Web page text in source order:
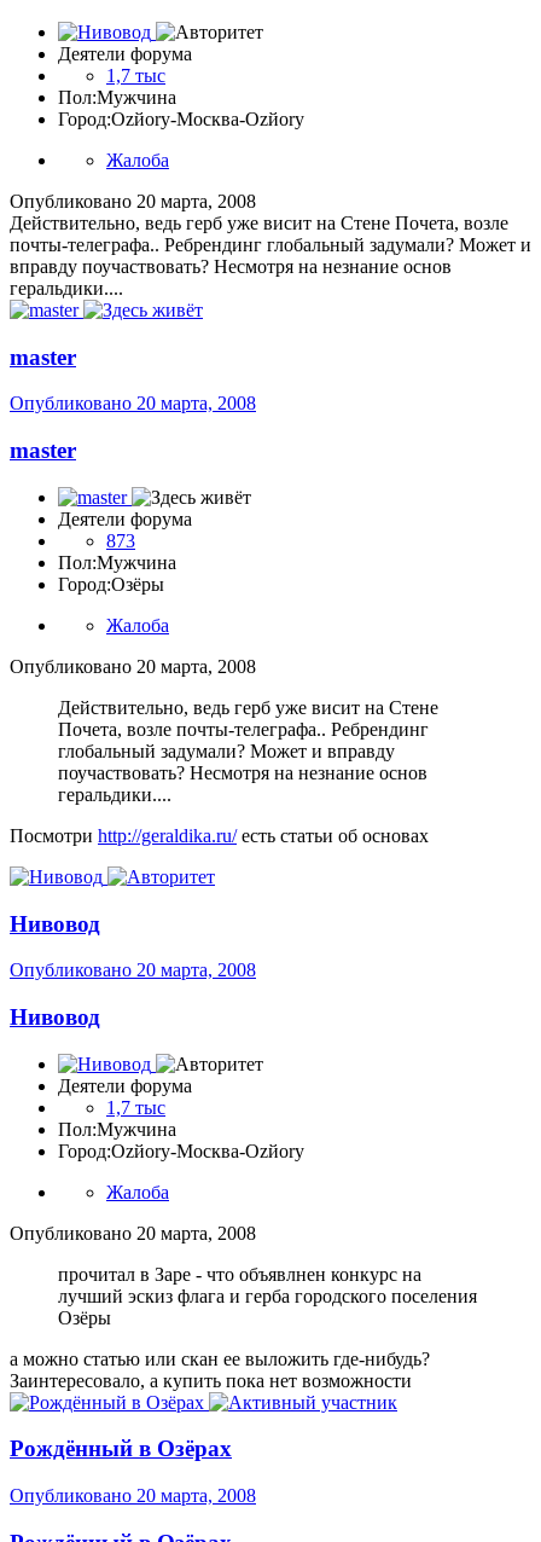
Деятели форума
1,7 тыс
Пол:Мужчина
Город:Ozйоry-Москва-Ozйоry
Жалоба
Опубликовано 20 марта, 2008
Действительно, ведь герб уже висит на Стене Почета, возле
почты-телеграфа.. Ребрендинг глобальный задумали? Может и
вправду поучаствовать? Несмотря на незнание основ
геральдики....
master
Опубликовано 20 марта, 2008
master
Деятели форума
873
Пол:Мужчина
Город:Озёры
Жалоба
Опубликовано 20 марта, 2008
Действительно, ведь герб уже висит на Стене
Почета, возле почты-телеграфа.. Ребрендинг
глобальный задумали? Может и вправду
поучаствовать? Несмотря на незнание основ
геральдики....
Посмотри http://geraldika.ru/есть статьи об основах
Нивовод
Опубликовано 20 марта, 2008
Нивовод
Деятели форума
1,7 тыс
Пол:Мужчина
Город:Ozйоry-Москва-Ozйоry
Жалоба
Опубликовано 20 марта, 2008
прочитал в Заре - что объявлнен конкурс на
лучший эскиз флага и герба городского поселения
Озёры
а можно статью или скан ее выложить где-нибудь?
Заинтересовало, а купить пока нет возможности
Рождённый в Озёрах
Опубликовано 20 марта, 2008